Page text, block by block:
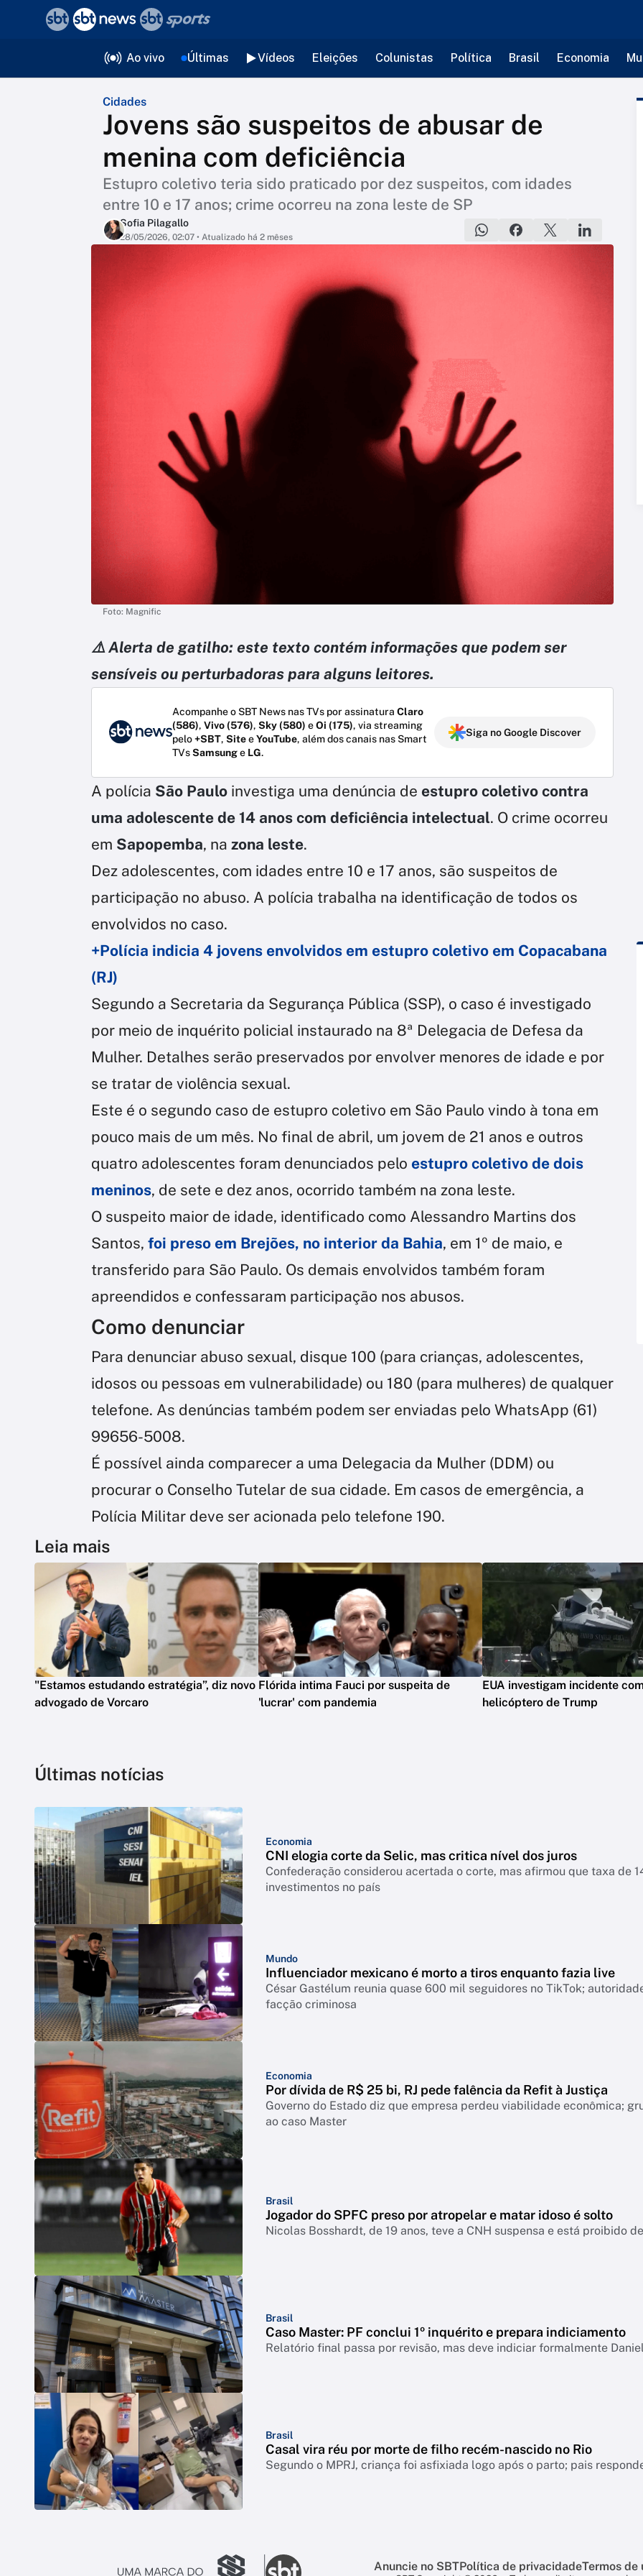
Ao vivo Últimas Vídeos Eleições Colunistas Política Brasil Economia
Cidades
Jovens são suspeitos de abusar de
menina com deficiência
Estupro coletivo teria sido praticado por dez suspeitos, com idades
entre 10 e 17 anos; crime ocorreu na zona leste de SP
Sofia Pilagallo
28/05/2026, 02:07 • Atualizado há 2 mêses
Foto: Magnific
⚠️ Alerta de gatilho: este texto contém informações que podem ser
sensíveis ou perturbadoras para alguns leitores.
Acompanhe o SBT News nas TVs por assinatura Claro
(586), Vivo (576), Sky (580) eOi (175), via streaming
pelo+SBT, SiteeYouTube, além dos canais nas Smart
TVsSamsunge LG.
Siga no Google Discover
A polícia São Paulo investiga uma denúncia de estupro coletivo contra
uma adolescente de 14 anos com deficiência intelectual. O crime ocorreu
em Sapopemba, na zona leste.
Dez adolescentes, com idades entre 10 e 17 anos, são suspeitos de
participação no abuso. A polícia trabalha na identificação de todos os
envolvidos no caso.
+Polícia indicia 4 jovens envolvidos em estupro coletivo em Copacabana
(RJ)
Segundo a Secretaria da Segurança Pública (SSP), o caso é investigado
por meio de inquérito policial instaurado na 8ª Delegacia de Defesa da
Mulher. Detalhes serão preservados por envolver menores de idade e por
se tratar de violência sexual.
Este é o segundo caso de estupro coletivo em São Paulo vindo à tona em
pouco mais de um mês. No final de abril, um jovem de 21 anos e outros
quatro adolescentes foram denunciados pelo estupro coletivo de dois
meninos, de sete e dez anos, ocorrido também na zona leste.
O suspeito maior de idade, identificado como Alessandro Martins dos
Santos, foi preso em Brejões, no interior da Bahia, em 1º de maio, e
transferido para São Paulo. Os demais envolvidos também foram
apreendidos e confessaram participação nos abusos.
Como denunciar
Para denunciar abuso sexual, disque 100 (para crianças, adolescentes,
idosos ou pessoas em vulnerabilidade) ou 180 (para mulheres) de qualquer
telefone. As denúncias também podem ser enviadas pelo WhatsApp (61)
99656-5008.
É possível ainda comparecer a uma Delegacia da Mulher (DDM) ou
procurar o Conselho Tutelar de sua cidade. Em casos de emergência, a
Polícia Militar deve ser acionada pelo telefone 190.
Leia mais
"Estamos estudando estratégia”, diz novo
advogado de Vorcaro
Flórida intima Fauci por suspeita de
'lucrar' com pandemia
EUA investigam incidente
helicóptero de Trump
Últimas notícias
Economia
CNI elogia corte da Selic, mas critica nível dos juros
Confederação considerou acertada o corte, mas afirmou que taxa de 14% continua pressionando empresas,
investimentos no país
Mundo
Influenciador mexicano é morto a tiros enquanto fazia live
César Gastélum reunia quase 600 mil seguidores no TikTok;
facção criminosa
Economia
Por dívida de R$ 25 bi, RJ pede falência da Refit à Justiça
Governo do Estado diz que empresa perdeu viabilidade econômica;
ao caso Master
Brasil
Jogador do SPFC preso por atropelar e matar idoso é solto
Nicolas Bosshardt, de 19 anos, teve a CNH suspensa e está proibido
Brasil
Caso Master: PF conclui 1º inquérito e prepara indiciamento
Relatório final passa por revisão, mas deve indiciar formalmente
Brasil
Casal vira réu por morte de filho recém-nascido no Rio
Segundo o MPRJ, criança foi asfixiada logo após o parto; pais
Anuncie no SBTPolítica de privacidadeTermos de
voltar
Editorias